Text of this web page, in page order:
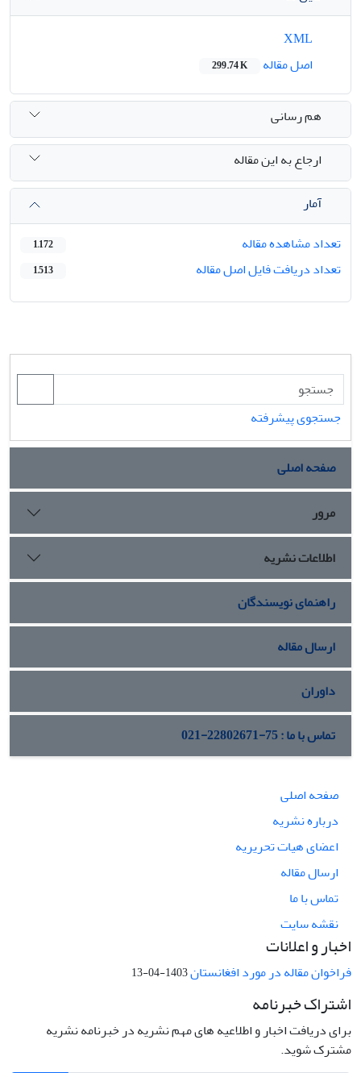
اصل مقاله
299.74 K
هم رسانی
ارجاع به این مقاله
آمار
تعداد مشاهده مقاله
1,172
تعداد دریافت فایل اصل مقاله 1,513
جستجوی پیشرفته
صفحه اصلی
مرور
اطلاعات نشریه
راهنمای نویسندگان
ارسال مقاله
داوران
تماس با ما : 75-22802671-021
صفحه اصلی
درباره نشریه
اعضای هیات تحریریه
ارسال مقاله
تماس با ما
نقشه سایت
اخبار و اعلانات
فراخوان مقاله در مورد افغانستان1403-04-13
اشتراک خبرنامه
برای دریافت اخبار و اطلاعیه های مهم نشریه در خبرنامه نشریه
مشترک شوید.